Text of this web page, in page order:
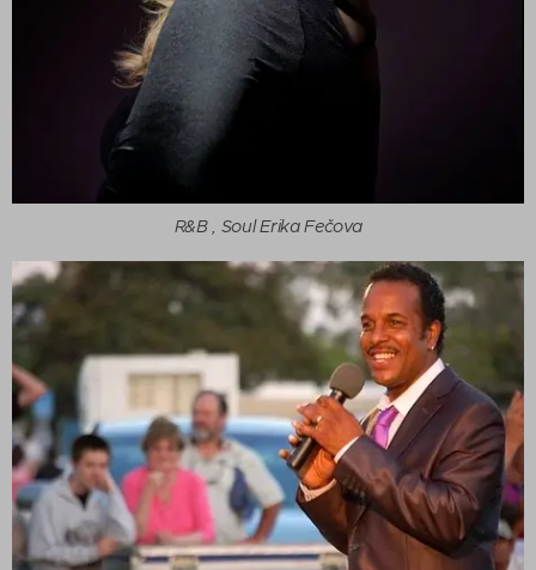
R&B , Soul Erika Fečova